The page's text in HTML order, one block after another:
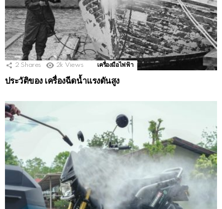
2 Shares 2k Views เครื่องมือไฟฟ้า
ประวัติของ เครื่องฉีดน้ำแรงดันสูง